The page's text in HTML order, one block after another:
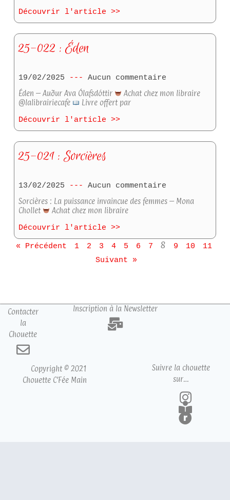
Découvrir l'article >>
25-022 : Éden
19/02/2025
Aucun commentaire
Éden – Auður Ava Ólafsdóttir
Achat chez mon libraire
@lalibrairiecafe
Livre offert par
Découvrir l'article >>
25-021 : Sorcières
13/02/2025
Aucun commentaire
Sorcières : La puissance invaincue des femmes – Mona
Chollet
Achat chez mon libraire
Découvrir l'article >>
« Précédent 1 2 3 4 5 6 7 8 9 10
11
Suivant »
Contacter
la
Chouette
Inscription à la Newsletter
Copyright © 2021
Chouette C’Fée Main
Suivre la chouette
sur…